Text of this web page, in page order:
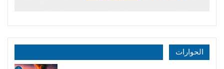
الحوارات